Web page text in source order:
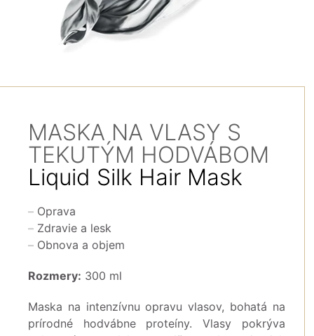
MASKA NA VLASY S
TEKUTÝM HODVÁBOM
Liquid Silk Hair Mask
Oprava
Zdravie a lesk
Obnova a objem
Rozmery: 300 ml
Maska ​​na intenzívnu opravu vlasov, bohatá na
prírodné hodvábne proteíny. Vlasy pokrýva